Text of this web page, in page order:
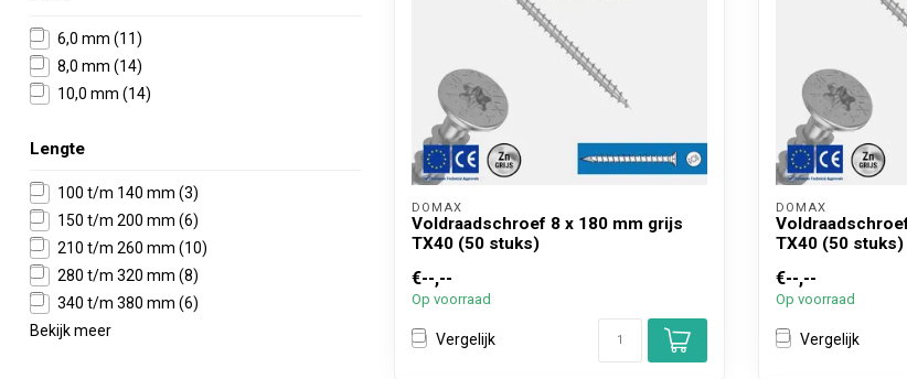
6,0 mm (11)
8,0 mm (14)
10,0 mm (14)
Lengte
100 t/m 140 mm (3)
150 t/m 200 mm (6)
210 t/m 260 mm (10)
280 t/m 320 mm (8)
340 t/m 380 mm (6)
Bekijk meer
DOMAX
Voldraadschroef 8 x 180 mm grijs
TX40 (50 stuks)
€--,--
Op voorraad
Vergelijk
DOMAX
TX40 (50 stuks)
€--,--
Op voorraad
Vergelijk